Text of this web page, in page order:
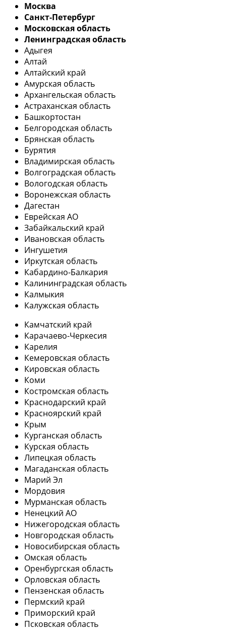
Москва
Санкт-Петербург
Московская область
Ленинградская область
Адыгея
Алтай
Алтайский край
Амурская область
Архангельская область
Астраханская область
Башкортостан
Белгородская область
Брянская область
Бурятия
Владимирская область
Волгоградская область
Вологодская область
Воронежская область
Дагестан
Еврейская АО
Забайкальский край
Ивановская область
Ингушетия
Иркутская область
Кабардино-Балкария
Калининградская область
Калмыкия
Калужская область
Камчатский край
Карачаево-Черкесия
Карелия
Кемеровская область
Кировская область
Коми
Костромская область
Краснодарский край
Красноярский край
Крым
Курганская область
Курская область
Липецкая область
Магаданская область
Марий Эл
Мордовия
Мурманская область
Ненецкий АО
Нижегородская область
Новгородская область
Новосибирская область
Омская область
Оренбургская область
Орловская область
Пензенская область
Пермский край
Приморский край
Псковская область